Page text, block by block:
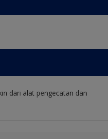
dari alat pengecatan dan